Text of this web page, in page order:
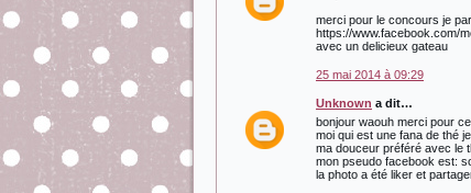
merci pour le concours je
https://www.facebook.com/
avec un delicieux gateau
25 mai 2014 à 09:29
Unknown a dit…
bonjour waouh merci pour
moi qui est une fana de thé
ma douceur préféré avec le
mon pseudo facebook est:
la photo a été liker et